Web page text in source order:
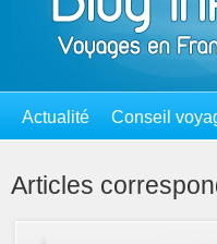
Actualité Conseil
Articles